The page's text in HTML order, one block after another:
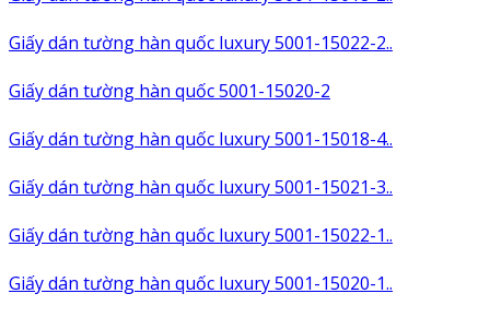
Giấy dán tường hàn quốc luxury 5001-15022-2..
Giấy dán tường hàn quốc 5001-15020-2
Giấy dán tường hàn quốc luxury 5001-15018-4..
Giấy dán tường hàn quốc luxury 5001-15021-3..
Giấy dán tường hàn quốc luxury 5001-15022-1..
Giấy dán tường hàn quốc luxury 5001-15020-1..